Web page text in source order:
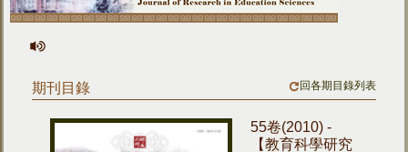
期刊目錄 回各期目錄列表
55卷(2010) -
【教育科學研究